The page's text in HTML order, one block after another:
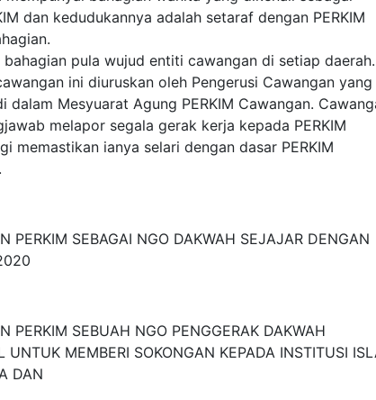
dan kedudukannya adalah setaraf dengan PERKIM
pula wujud entiti cawangan di setiap daerah.
ini diuruskan oleh Pengerusi Cawangan yang
dalam Mesyuarat Agung PERKIM Cawangan.
melapor segala gerak kerja kepada PERKIM
memastikan ianya selari dengan dasar PERKIM
PERKIM SEBAGAI NGO DAKWAH SEJAJAR DENGAN
PERKIM SEBUAH NGO PENGGERAK DAKWAH
UNTUK MEMBERI SOKONGAN KEPADA INSTITUSI
DAN